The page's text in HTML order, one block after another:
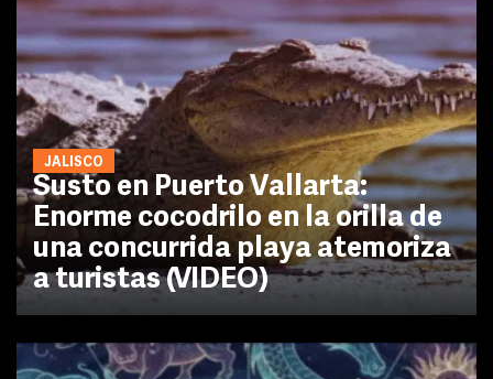
JALISCO
Susto en Puerto Vallarta:
Enorme cocodrilo en la orilla de
una concurrida playa atemoriza
a turistas (VIDEO)